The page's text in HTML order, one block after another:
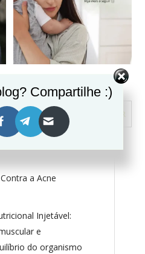
Seguir no Instagram
PESQUISAR
a Acne
Injetável:
e
do organismo
Compartilhe :)